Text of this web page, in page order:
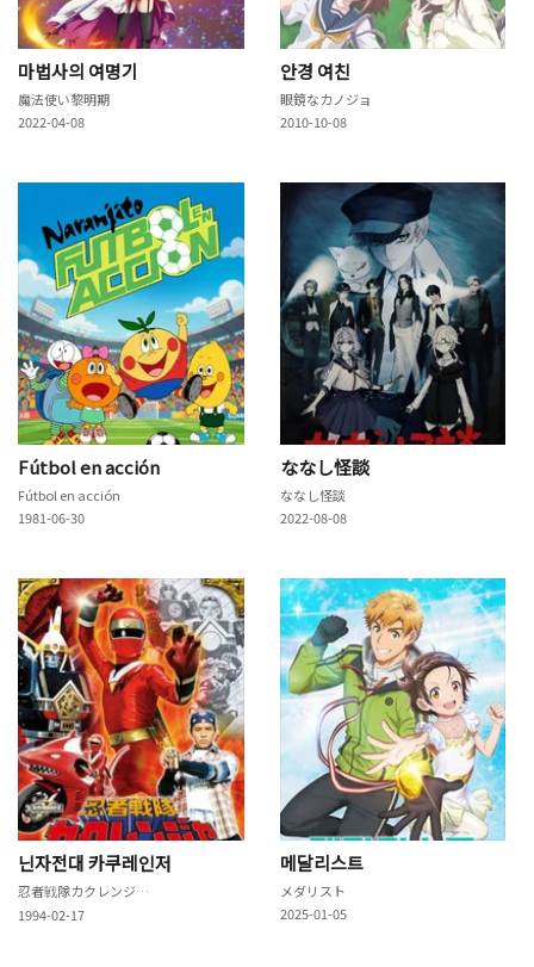
마법사의 여명기
魔法使い黎明期
2022-04-08
안경 여친
眼鏡なカノジョ
2010-10-08
Fútbol en acción
Fútbol en acción
1981-06-30
ななし怪談
ななし怪談
2022-08-08
닌자전대 카쿠레인저
忍者戦隊カクレンジャー
1994-02-17
메달리스트
メダリスト
2025-01-05